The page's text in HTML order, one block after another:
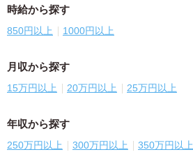
時給から探す
850円以上 1000円以上
月収から探す
15万円以上 20万円以上 25万円以上
年収から探す
250万円以上 300万円以上 350万円以上